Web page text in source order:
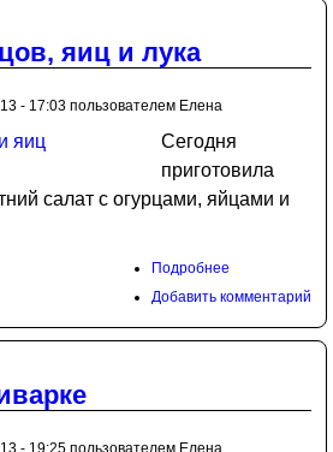
яиц и лука
- 17:03 пользователем Елена
Сегодня
приготовила
салат с огурцами, яйцами и
Подробнее
Добавить комментарий
- 19:25 пользователем Елена